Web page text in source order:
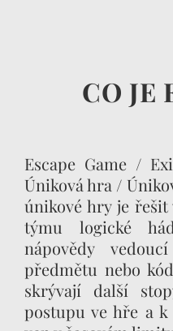
CO JE
Escape Game /
Úniková hra /
únikové hry je řešit
týmu logické
nápovědy
předmětu nebo
skrývají další
postupu ve hře a